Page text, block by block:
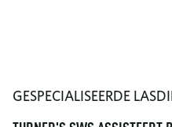
GESPECIALISEERDE